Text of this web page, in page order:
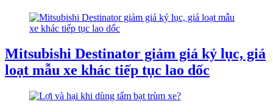
Mitsubishi Destinator giảm giá kỷ lục, giá
loạt mẫu xe khác tiếp tục lao dốc